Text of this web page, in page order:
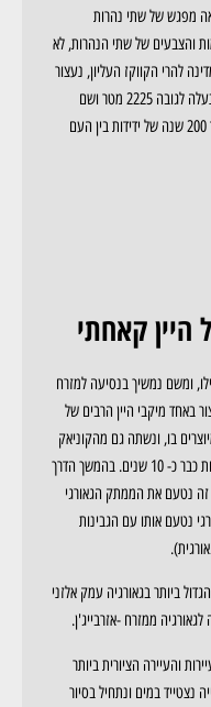
נראה מפגש של שתי נהרות
והצבעים של שתי הנהרות, לא
להרי הקווקז העליון, נעצור
באתר הסקי גודאורי בגובה 2000 מטר. לאחר מכן נעלה לגובה 2225 מטר ושם
נבקר במונומנט של האחווה והשלום הנבנה לכבוד 200 שנה של ידידות בין העם
היין קאחתי
ומשם נמשיך בנסיעה למזרח
באחד מיקבי היין הרבים של
בו, ונשתה גם מהקוניאק
המשובח שמיוצר במקום ונמצא בחביות עץ מיושנות כבר כ- 10 שנים. בהמשך הדרך
בכפר זה נטעם את הממתק הגאורגי
נטעם אותו עם הגבינות
ביותר בגאורגיה עמק אלזני
ממזרח -אזרבייג'ן.
והעיירה הציורית ביותר
נצטייד במים ונתחיל בסיור